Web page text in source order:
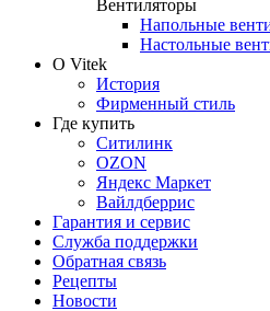
Вентиляторы
Напольные
Настольные
О Vitek
История
Фирменный стиль
Где купить
Ситилинк
OZON
Яндекс Маркет
Вайлдберрис
Гарантия и сервис
Служба поддержки
Обратная связь
Рецепты
Новости